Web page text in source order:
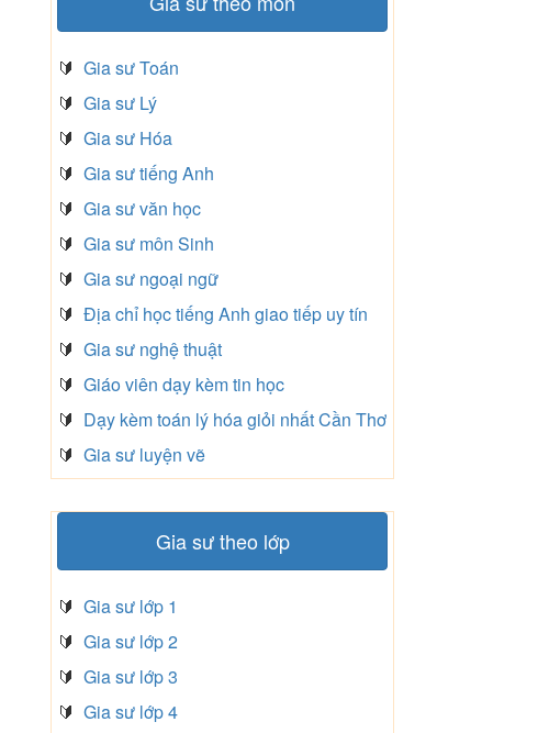
🔰 Gia sư Toán
🔰 Gia sư Lý
🔰 Gia sư Hóa
🔰 Gia sư tiếng Anh
🔰 Gia sư văn học
🔰 Gia sư môn Sinh
🔰 Gia sư ngoại ngữ
🔰 Địa chỉ học tiếng Anh giao tiếp uy tín
🔰 Gia sư nghệ thuật
🔰 Giáo viên dạy kèm tin học
🔰 Dạy kèm toán lý hóa giỏi nhất Cần Thơ
🔰 Gia sư luyện vẽ
Gia sư theo lớp
🔰 Gia sư lớp 1
🔰 Gia sư lớp 2
🔰 Gia sư lớp 3
🔰 Gia sư lớp 4